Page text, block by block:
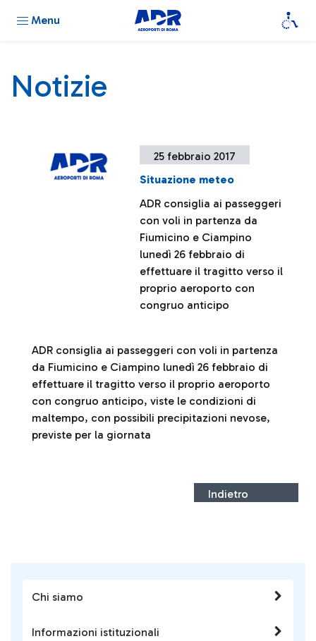
Menu
Chi siamo
Informazioni istituzionali
Notizie
25 febbraio 2017
Situazione meteo
ADR consiglia ai passeggeri
con voli in partenza da
Fiumicino e Ciampino
lunedì 26 febbraio di
effettuare il tragitto verso il
proprio aeroporto con
congruo anticipo
ADR consiglia ai passeggeri con voli in partenza
da Fiumicino e Ciampino lunedì 26 febbraio di
effettuare il tragitto verso il proprio aeroporto
con congruo anticipo, viste le condizioni di
maltempo, con possibili precipitazioni nevose,
previste per la giornata
Indietro